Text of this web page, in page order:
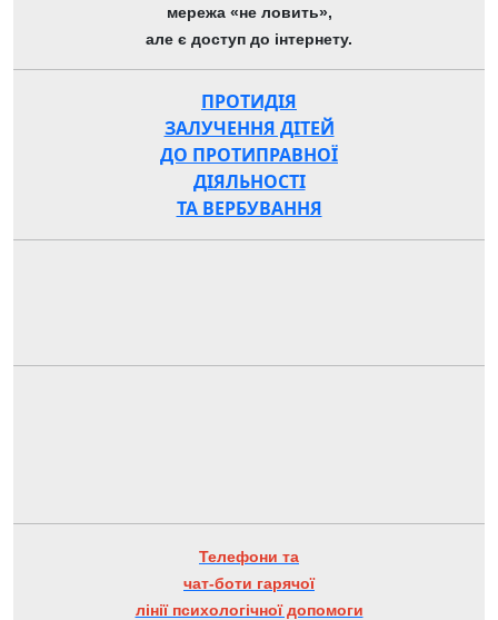
мережа «не ловить»,
але є доступ до інтернету.
ПРОТИДІЯ
ЗАЛУЧЕННЯ ДІТЕЙ
ДО ПРОТИПРАВНОЇ
ДІЯЛЬНОСТІ
ТА ВЕРБУВАННЯ
Телефони та
чат-боти гарячої
лінії психологічної допомоги